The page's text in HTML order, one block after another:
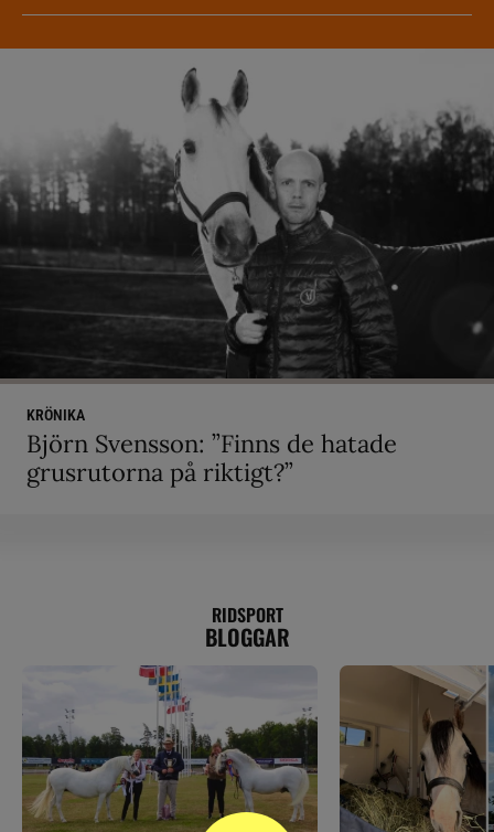
KRÖNIKA
Björn Svensson: ”Finns de hatade
grusrutorna på riktigt?”
RIDSPORT
BLOGGAR